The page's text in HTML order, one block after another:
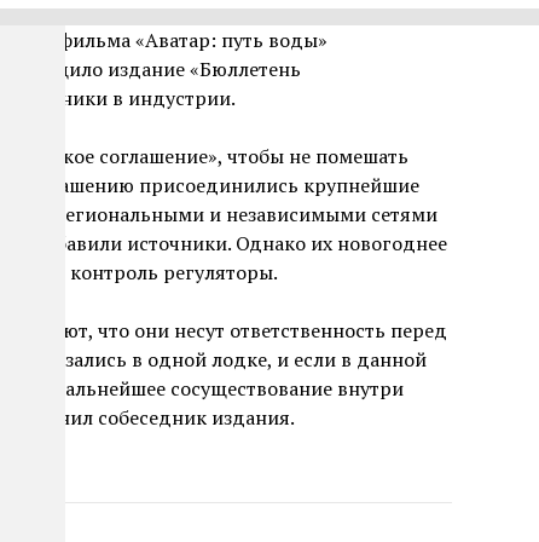
фильма «Аватар: путь воды»
сообщило издание «Бюллетень
источники в индустрии.
соглашение», чтобы не помешать
К соглашению присоединились крупнейшие
региональными и независимыми сетями
добавили источники. Однако их новогоднее
под контроль регуляторы.
что они несут ответственность перед
оказались в одной лодке, и если в данной
то дальнейшее сосуществование внутри
пояснил собеседник издания.